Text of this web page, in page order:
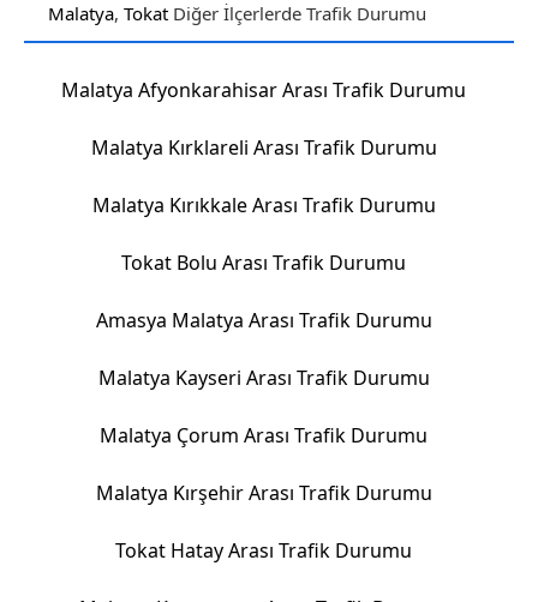
Malatya, Tokat Diğer İlçerlerde Trafik Durumu
Malatya Afyonkarahisar Arası Trafik Durumu
Malatya Kırklareli Arası Trafik Durumu
Malatya Kırıkkale Arası Trafik Durumu
Tokat Bolu Arası Trafik Durumu
Amasya Malatya Arası Trafik Durumu
Malatya Kayseri Arası Trafik Durumu
Malatya Çorum Arası Trafik Durumu
Malatya Kırşehir Arası Trafik Durumu
Tokat Hatay Arası Trafik Durumu